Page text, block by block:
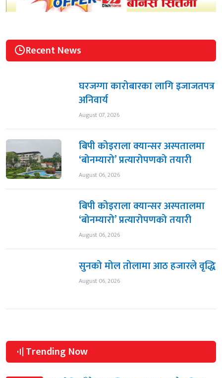
Recent News
घरजग्गा कारोबारका लागि इजाजतपत्र
अनिवार्य
August 07, 2026
बिपी कोइराला क्यान्सर अस्पतालमा
‘बोनम्यारो’ प्रत्यारोपणको तयारी
August 06, 2026
बिपी कोइराला क्यान्सर अस्पतालमा
‘बोनम्यारो’ प्रत्यारोपणको तयारी
August 06, 2026
सुनको मोल तोलामा आठ हजारले वृद्धि
August 06, 2026
Trending Now